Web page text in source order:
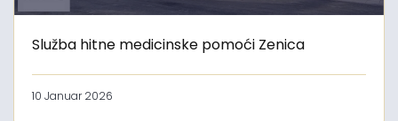
Služba hitne medicinske pomoći Zenica
10 Januar 2026